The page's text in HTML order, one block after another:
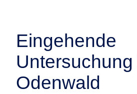
Eingehende
Untersuchung
Odenwald